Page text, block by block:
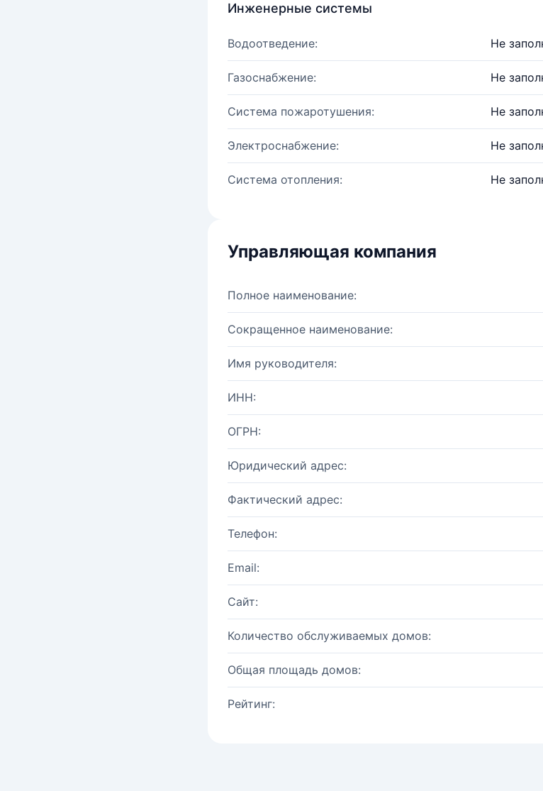
Инженерные системы
Водоотведение: Не
Газоснабжение: Не
Система пожаротушения: Не
Электроснабжение: Не
Система отопления: Не
Управляющая компания
Полное наименование:
Сокращенное наименование:
Имя руководителя:
ИНН:
ОГРН:
Юридический адрес:
Фактический адрес:
Телефон:
Email:
Сайт:
Количество обслуживаемых домов:
Общая площадь домов:
Рейтинг: